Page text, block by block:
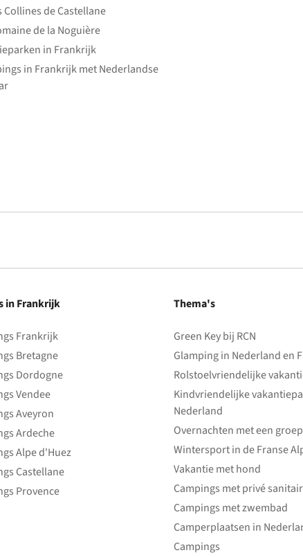
Collines de Castellane
de la Noguière
in Frankrijk
in Frankrijk met Nederlandse
in Frankrijk
Frankrijk
Bretagne
Dordogne
Vendee
Aveyron
Ardeche
Alpe d'Huez
Castellane
Provence
Thema's
Green Key bij RCN
Glamping in Nederland en
Rolstoelvriendelijke
Kindvriendelijke
Nederland
Overnachten met een groep
Wintersport in de Franse
Vakantie met hond
Campings met privé sanitair
Campings met zwembad
Camperplaatsen in
Campings